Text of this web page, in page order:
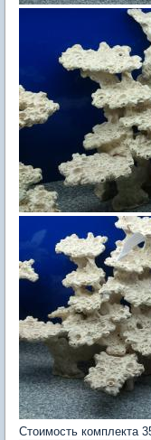
Стоимость комплекта